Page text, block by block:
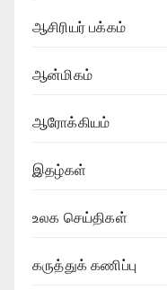
ஆசிரியர் பக்கம்
ஆன்மிகம்
ஆரோக்கியம்
இதழ்கள்
உலக செய்திகள்
கருத்துக் கணிப்பு